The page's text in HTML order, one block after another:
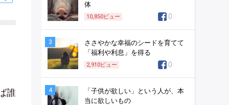
誰
体
10,850ビュー 0
3
ささやかな幸福のシードを育てて
「福利や利息」を得る
2,910ビュー 0
4
「子供が欲しい」という人が、本
当に欲しいもの